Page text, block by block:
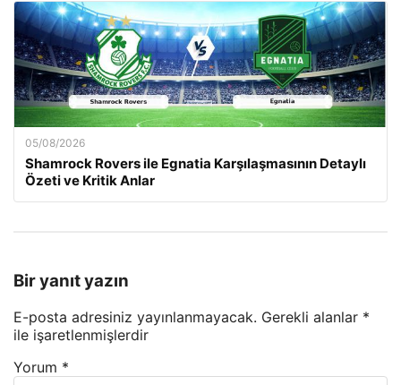
05/08/2026
Shamrock Rovers ile Egnatia Karşılaşmasının Detaylı
Özeti ve Kritik Anlar
Bir yanıt yazın
E-posta adresiniz yayınlanmayacak. Gerekli alanlar *
ile işaretlenmişlerdir
Yorum *